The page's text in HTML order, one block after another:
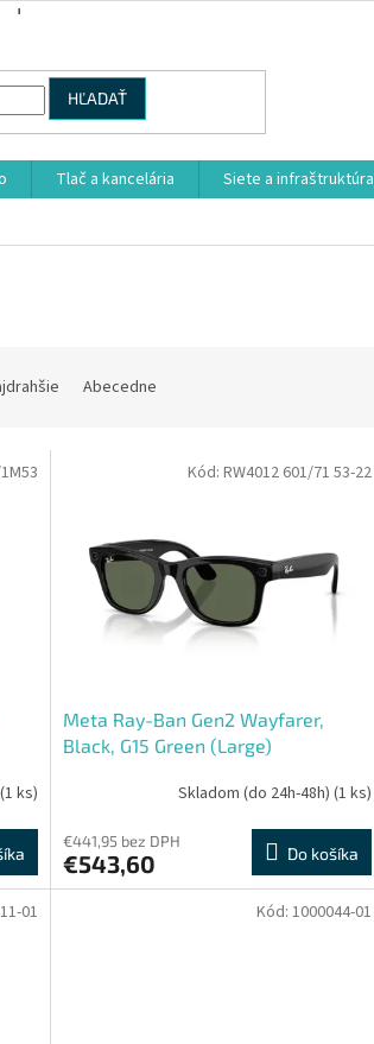
HĽADAŤ
Tlač a kancelária Siete a infraštruktúra
Abecedne
(1 ks)
Meta Ray-Ban Gen2 Wayfarer,
Black, G15 Green (Large)
Skladom (do 24h-48h) (1 ks)
€441,95 bez DPH
€543,60 Do košíka
Kód: RW4012 601/71 53-22
01 Kód: 1000044-01